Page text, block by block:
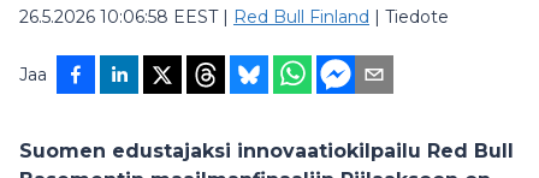
26.5.2026 10:06:58 EEST| Red Bull Finland | Tiedote
Jaa
Suomen edustajaksi innovaatiokilpailu Red Bull